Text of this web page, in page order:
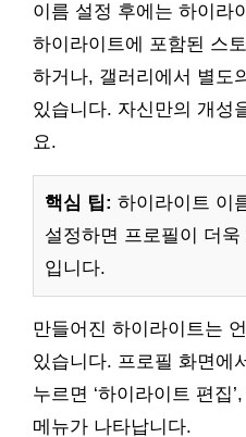
이름 설정 후에는 하이라
하이라이트에 포함된 스
하거나, 갤러리에서 별도
있습니다. 자신만의 개성
요.
핵심 팁: 하이라이트 이
설정하면 프로필이 더
입니다.
만들어진 하이라이트는
있습니다. 프로필 화면에
누르면 ‘하이라이트 편집
메뉴가 나타납니다.